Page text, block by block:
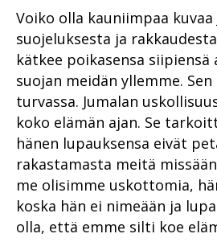
Voiko olla kauniimpaa kuvaa
suojeluksesta ja
kätkee poikasensa siipiensä
suojan meidän yllemme.
turvassa. Jumalan
koko elämän ajan. Se
hänen lupauksensa eivät
rakastamasta meitä
me olisimme uskottomia,
koska hän ei nimeään ja
olla, että emme silti koe